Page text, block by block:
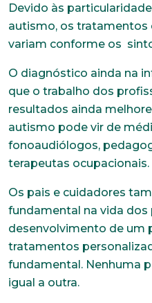
Devido às
autismo, os
variam conforme os
O diagnóstico ainda na
que o trabalho dos
resultados ainda
autismo pode vir de
fonoaudiólogos,
terapeutas ocupacionais.
Os pais e cuidadores
fundamental na vida
desenvolvimento de um
tratamentos
fundamental. Nenhuma
igual a outra.
comprometida com
colaboradores.
anexe
*Campos obrigatórios
Nome completo*